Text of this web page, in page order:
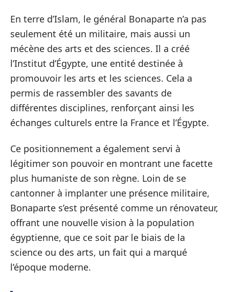
En terre d’Islam, le général Bonaparte n’a pas
seulement été un militaire, mais aussi un
mécène des arts et des sciences. Il a créé
l’Institut d’Égypte, une entité destinée à
promouvoir les arts et les sciences. Cela a
permis de rassembler des savants de
différentes disciplines, renforçant ainsi les
échanges culturels entre la France et l’Égypte.
Ce positionnement a également servi à
légitimer son pouvoir en montrant une facette
plus humaniste de son règne. Loin de se
cantonner à implanter une présence militaire,
Bonaparte s’est présenté comme un rénovateur,
offrant une nouvelle vision à la population
égyptienne, que ce soit par le biais de la
science ou des arts, un fait qui a marqué
l’époque moderne.